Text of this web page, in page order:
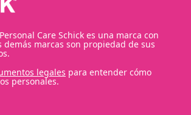
Care Schick es una marca con
demás marcas son propiedad de sus
legales para entender cómo
personales.